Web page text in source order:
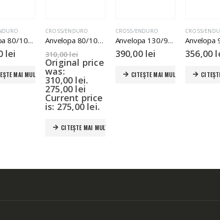
Anvelopa 80/100-21 Cross Kenda k771
lei
MAI MULT
CROSS/ENDURO
Anvelopa 80/100-12 Cross Kenda
310,00lei
Original price
was:
310,00 lei.
275,00 lei
Current price
is: 275,00 lei.
CITEȘTE MAI MULT
CROSS/ENDURO
Anvelopa 130/90-15 Enduro Kenda
390,00 lei
CITEȘTE MAI MULT
CROSS/
356,00